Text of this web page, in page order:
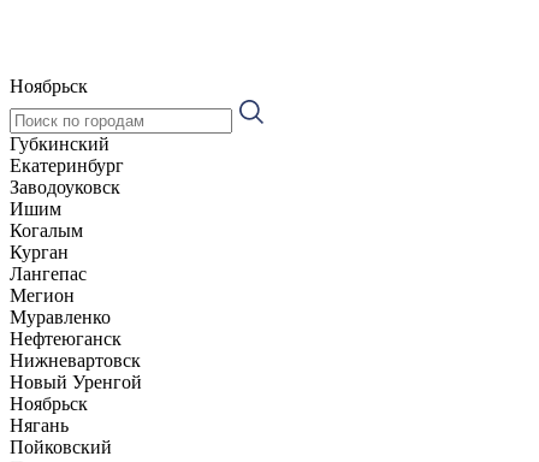
Ноябрьск
Губкинский
Екатеринбург
Заводоуковск
Ишим
Когалым
Курган
Лангепас
Мегион
Муравленко
Нефтеюганск
Нижневартовск
Новый Уренгой
Ноябрьск
Нягань
Пойковский